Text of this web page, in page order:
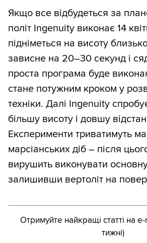
Якщо все відбудеться за
політ Ingenuity виконає 14
підніметься на висоту
зависне на 20–30 секунд і
проста програма буде
стане потужним кроком у
техніки. Далі Ingenuity
більшу висоту і довшу
Експерименти триватимуть
марсіанських діб – після
вирушить виконувати
залишивши вертоліт на
Отримуйте найкращі статті на
тижні)